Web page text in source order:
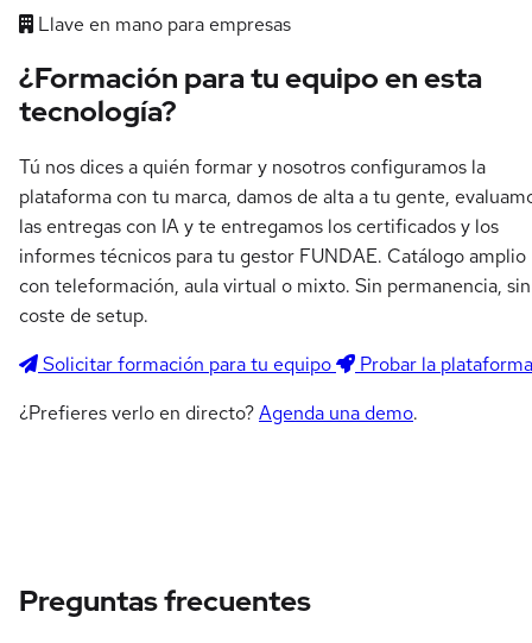
Llave en mano para empresas
¿Formación para tu equipo en esta
tecnología?
Tú nos dices a quién formar y nosotros configuramos la
plataforma con tu marca, damos de alta a tu gente,
las entregas con IA y te entregamos los certificados y los
informes técnicos para tu gestor FUNDAE. Catálogo amplio
con teleformación, aula virtual o mixto. Sin permanencia, sin
coste de setup.
Solicitar formación para tu equipo
Probar la plataforma
¿Prefieres verlo en directo?Agenda una demo.
Preguntas frecuentes